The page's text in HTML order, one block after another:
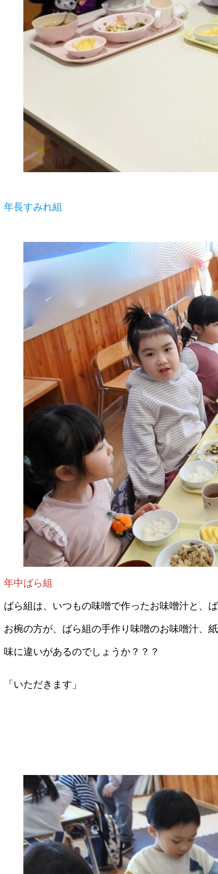
年長すみれ組
年中ばら組
ばら組は、いつもの味噌で作ったお味噌汁と、
お椀の方が、ばら組の手作り味噌のお味噌汁、
味に違いがあるのでしょうか？？？
「いただきます」